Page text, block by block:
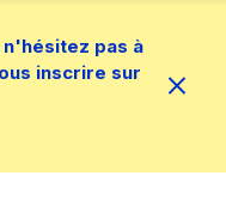
pas à
inscrire sur